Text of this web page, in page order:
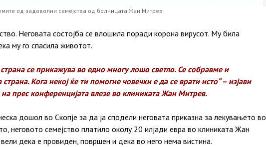
од задоволни семејства од болницата Жан Митрев
Неговата состојба се влошила поради корона вирусот. Му била
му го спасила животот.
се прикажува во едно многу лошо светло. Се собравме и
Кога некој ќе ти помогне човечки е да се врати исто“ – изјави
прес конференцијата влезе во клиниката Жан Митрев.
дошол во Скопје за да ја сподели неговата приказна за лекувањето во
неговото семејство платило околу 20 илјади евра во клиниката Жан
дека е провиден, површен и дека во него нема вистина.